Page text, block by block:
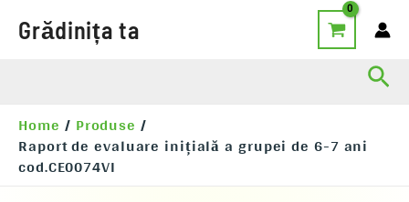
Grădinița ta
Home Produse
Raport de evaluare inițială a grupei de 6-7 ani
cod.CE0074VI